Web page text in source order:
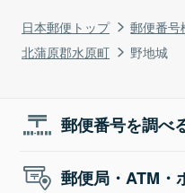
日本郵便トップ 郵便番号
北蒲原郡水原町
野地城
郵便番号を調べ
郵便局・ATM・